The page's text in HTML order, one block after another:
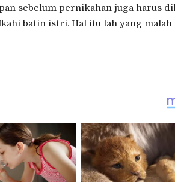
sebelum pernikahan juga harus
batin istri. Hal itu lah yang